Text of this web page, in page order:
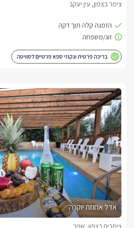
צימר בצפון, עין יעקב
בריכה פרטית וגקוזי ספא פרטיים לסוויטה
אדל אחוזת יוקרה
צימרים בצפון, שפר